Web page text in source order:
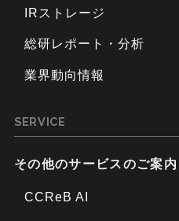
IRストレージ
総研レポート・分析
業界動向情報
SERVICE
その他のサービスのご案内
CCReB AI